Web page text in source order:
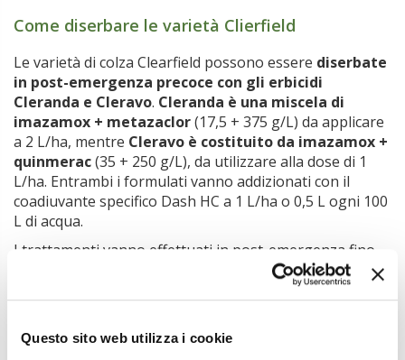
Questo sito web utilizza i cookie
Come diserbare le varietà Clierfield
Le varietà di colza Clearfield possono essere diserbate
in post-emergenza precoce con gli erbicidi
Cleranda e Cleravo. Cleranda è una miscela di
imazamox + metazaclor(17,5 + 375 g/L) da applicare
a 2 L/ha, mentre Cleravo è costituito da imazamox +
quinmerac(35 + 250 g/L), da utilizzare alla dose di 1
L/ha. Entrambi i formulati vanno addizionati con il
coadiuvante specifico Dash HC a 1 L/ha o 0,5 L ogni 100
L di acqua.
I trattamenti vanno effettuati in post-emergenza fino
alle 8 foglie della coltura, preferibilmente con malerbe
entro lo stadio di 2-3 foglie, in uno stato idrico ottimale
con limitate escursioni termiche.